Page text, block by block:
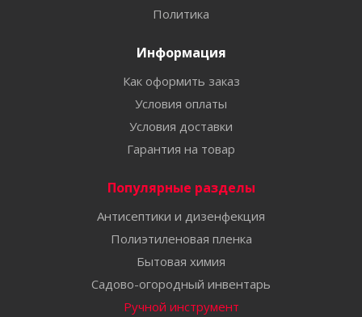
Политика
Информация
Как оформить заказ
Условия оплаты
Условия доставки
Гарантия на товар
Популярные разделы
Антисептики и дизенфекция
Полиэтиленовая пленка
Бытовая химия
Садово-огородный инвентарь
Ручной инструмент